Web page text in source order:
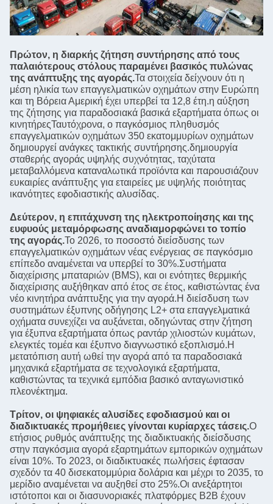
Πρώτον, η διαρκής ζήτηση συντήρησης από τους
παλαιότερους στόλους παραμένει βασικός πυλώνας
της ανάπτυξης της αγοράς.Τα στοιχεία δείχνουν ότι η
μέση ηλικία των επαγγελματικών οχημάτων στην Ευρώπη
και τη Βόρεια Αμερική έχει υπερβεί τα 12,8 έτη.η αύξηση
της ζήτησης για παραδοσιακά βασικά εξαρτήματα όπως οι
κινητήρεςΤαυτόχρονα, ο παγκόσμιος πληθυσμός
επαγγελματικών οχημάτων 350 εκατομμυρίων οχημάτων
δημιουργεί ανάγκες τακτικής συντήρησης.δημιουργία
σταθερής αγοράς υψηλής συχνότητας, ταχύτατα
μεταβαλλόμενα καταναλωτικά προϊόντα και παρουσιάζουν
ευκαιρίες ανάπτυξης για εταιρείες με υψηλής ποιότητας
ικανότητες εφοδιαστικής αλυσίδας.
Δεύτερον, η επιτάχυνση της ηλεκτροποίησης και της
ευφυούς μεταμόρφωσης αναδιαμορφώνει το τοπίο
της αγοράς.Το 2026, το ποσοστό διείσδυσης των
επαγγελματικών οχημάτων νέας ενέργειας σε παγκόσμιο
επίπεδο αναμένεται να υπερβεί το 30%.Συστήματα
διαχείρισης μπαταριών (BMS), και οι ενότητες θερμικής
διαχείρισης αυξήθηκαν από έτος σε έτος, καθιστώντας ένα
νέο κινητήρα ανάπτυξης για την αγορά.Η διείσδυση των
συστημάτων έξυπνης οδήγησης L2+ στα επαγγελματικά
οχήματα συνεχίζει να αυξάνεται, οδηγώντας στην ζήτηση
για έξυπνα εξαρτήματα όπως ραντάρ χιλιοστών κυμάτων,
ελεγκτές τομέα και έξυπνο διαγνωστικό εξοπλισμό.Η
μετατόπιση αυτή ωθεί την αγορά από τα παραδοσιακά
μηχανικά εξαρτήματα σε τεχνολογικά εξαρτήματα,
καθιστώντας τα τεχνικά εμπόδια βασικό ανταγωνιστικό
πλεονέκτημα.
Τρίτον, οι ψηφιακές αλυσίδες εφοδιασμού και οι
διαδικτυακές προμήθειες γίνονται κυρίαρχες τάσεις.Ο
ετήσιος ρυθμός ανάπτυξης της διαδικτυακής διείσδυσης
στην παγκόσμια αγορά εξαρτημάτων εμπορικών οχημάτων
είναι 10%. Το 2023, οι διαδικτυακές πωλήσεις έφτασαν
σχεδόν τα 40 δισεκατομμύρια δολάρια και μέχρι το 2035, το
μερίδιο αναμένεται να αυξηθεί στο 25%.Οι ανεξάρτητοι
ιστότοποι και οι διασυνοριακές πλατφόρμες B2B έχουν